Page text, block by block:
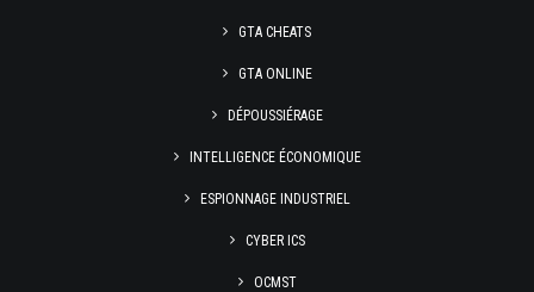
GTA CHEATS
GTA ONLINE
DÉPOUSSIÉRAGE
INTELLIGENCE ÉCONOMIQUE
ESPIONNAGE INDUSTRIEL
CYBER ICS
OCMST